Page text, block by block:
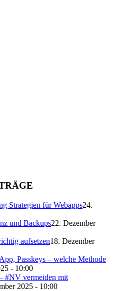
Strategien für Webapps24.
und Backups22. Dezember
aufsetzen18. Dezember
Passkeys – welche Methode
- 10:00
#NV vermeiden mit
2025 - 10:00